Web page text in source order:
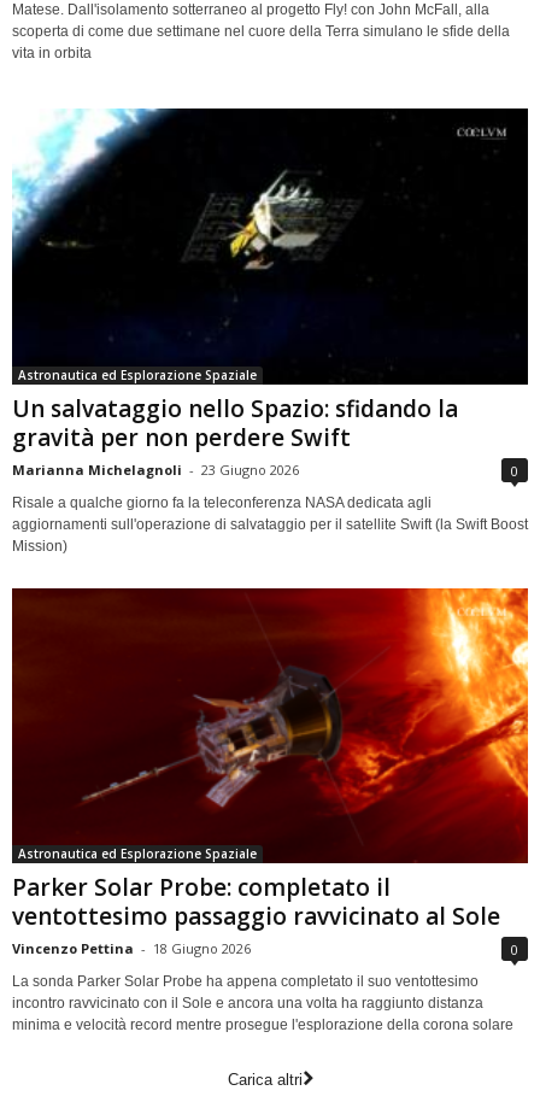
Matese. Dall'isolamento sotterraneo al progetto Fly! con John McFall, alla
scoperta di come due settimane nel cuore della Terra simulano le sfide della
vita in orbita
Astronautica ed Esplorazione Spaziale
Un salvataggio nello Spazio: sfidando la
gravità per non perdere Swift
Marianna Michelagnoli - 23 Giugno 2026 0
Risale a qualche giorno fa la teleconferenza NASA dedicata agli
aggiornamenti sull'operazione di salvataggio per il satellite Swift (la Swift Boost
Mission)
Astronautica ed Esplorazione Spaziale
Parker Solar Probe: completato il
ventottesimo passaggio ravvicinato al Sole
Vincenzo Pettina - 18 Giugno 2026 0
La sonda Parker Solar Probe ha appena completato il suo ventottesimo
incontro ravvicinato con il Sole e ancora una volta ha raggiunto distanza
minima e velocità record mentre prosegue l'esplorazione della corona solare
Carica altri